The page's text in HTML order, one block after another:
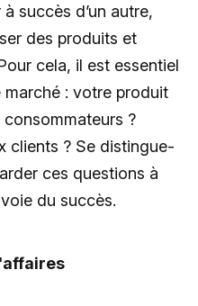
succès d’un autre,
des produits et
cela, il est essentiel
: votre produit
?
clients ? Se distingue-
ces questions à
du succès.